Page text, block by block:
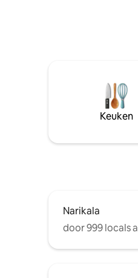
brengen van alle
ons het meest
volledig over hoe
— vol kunst en
terwijl het nog
aanvoelt.” — Yair,
Keuken
Narikala
door 999 locals